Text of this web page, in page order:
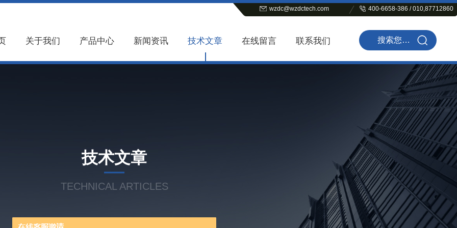
wzdc@wzdctech.com 400-6658-386 / 010,87712860
关于我们 产品中心 新闻资讯 技术文章 在线留言 联系我们
技术文章
TECHNICAL ARTICLES